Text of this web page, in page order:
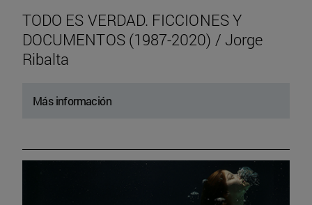
TODO ES VERDAD. FICCIONES Y
DOCUMENTOS (1987-2020) / Jorge
Ribalta
Más información